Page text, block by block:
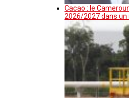
Cacao : le
2026/2027 dans